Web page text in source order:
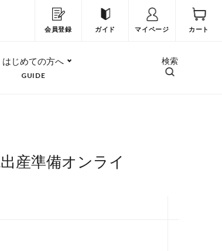
会員登録
ガイド マイページ カート
はじめての方へ
GUIDE
検索
産準備オンライ